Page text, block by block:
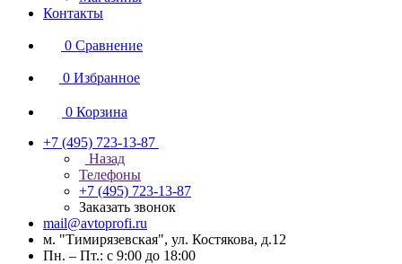
Контакты
0 Сравнение
0 Избранное
0 Корзина
+7 (495) 723-13-87
Назад
Телефоны
+7 (495) 723-13-87
Заказать звонок
mail@avtoprofi.ru
м. "Тимирязевская", ул. Костякова, д.12
Пн. – Пт.: с 9:00 до 18:00